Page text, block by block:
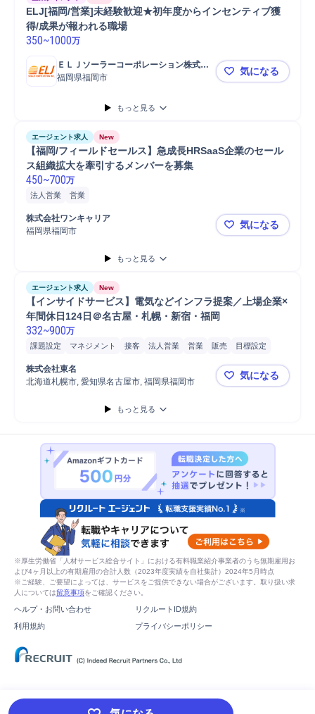
ELJ[福岡/営業]未経験歓迎★初年度からインセンティブ獲
得/成果が報われる職場
350~1000万
ＥＬＪソーラーコーポレーション株式会
社
福岡県福岡市 ELJ[福岡/
気になる
もっと見る
エージェント求人 New
【福岡/フィールドセールス】急成長HRSaaS企業のセール
ス組織拡大を牽引するメンバーを募集
450~700万
法人営業 営業
株式会社ワンキャリア
福岡県福岡市
【福岡/フィ
気になる
もっと見る
エージェント求人 New
【インサイドサービス】電気などインフラ提案／上場企業×
年間休日124日＠名古屋・札幌・新宿・福岡
332~900万
課題設定 マネジメント 接客 法人営業 営業 販売
目標設定
管理職
分析
株式会社東名
北海道札幌市, 愛知県名古屋市, 福岡県福岡市
【インサイ
気になる
もっと見る
※厚生労働省「人材サービス総合サイト」における有料職業紹介事業者のうち無期雇用お
よび4ヶ月以上の有期雇用の合計人数（2023年度実績を自社集計）2024年5月時点
※ご経験、ご要望によっては、サービスをご提供できない場合がございます。取り扱い求
人については留意事項をご確認ください。
ヘルプ・お問い合わせ
リクルートID規約
利用規約
プライバシーポリシー